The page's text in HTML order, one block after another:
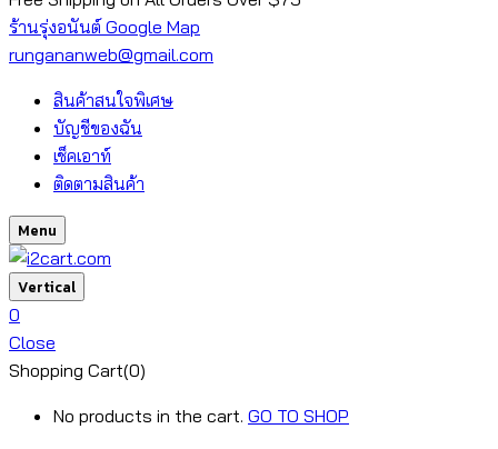
ร้านรุ่งอนันต์ Google Map
rungananweb@gmail.com
สินค้าสนใจพิเศษ
บัญชีของฉัน
เช็คเอาท์
ติดตามสินค้า
Menu
Vertical
0
Close
Shopping Cart(0)
No products in the cart. GO TO SHOP